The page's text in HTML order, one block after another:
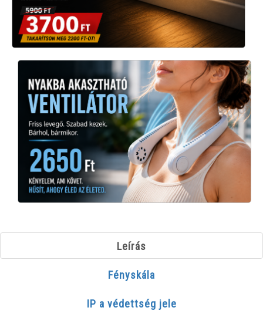
Leírás
Fényskála
IP a védettség jele